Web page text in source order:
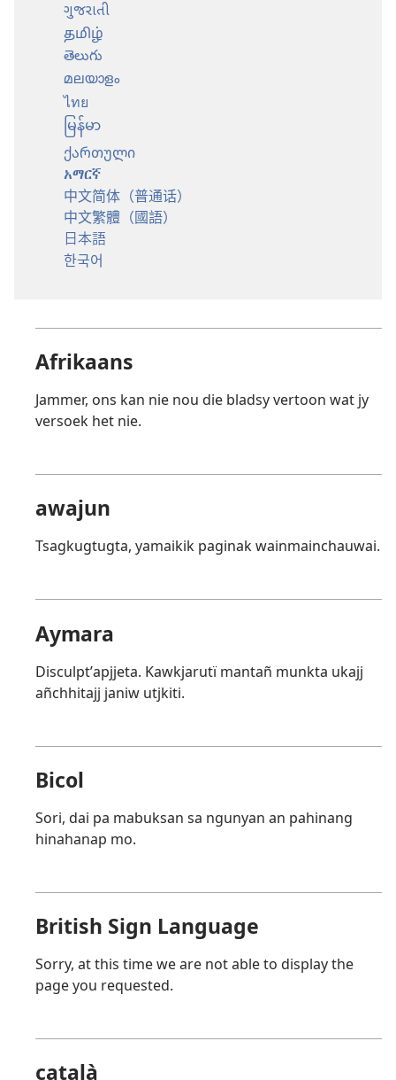
ગુજરાતી
தமிழ்
తెలుగు
മലയാളം
ไทย
မြန်မာ
ქართული
አማርኛ
中文简体（普通话）
中文繁體（國語）
日本語
한국어
Afrikaans
Jammer, ons kan nie nou die bladsy vertoon wat jy
versoek het nie.
awajun
Tsagkugtugta, yamaikik paginak wainmainchauwai.
Aymara
Disculptʼapjjeta. Kawkjarutï mantañ munkta ukajj
añchhitajj janiw utjkiti.
Bicol
Sori, dai pa mabuksan sa ngunyan an pahinang
hinahanap mo.
British Sign Language
Sorry, at this time we are not able to display the
page you requested.
català